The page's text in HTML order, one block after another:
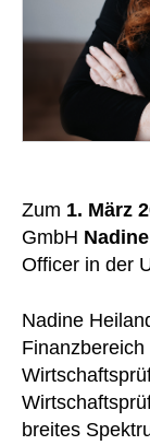
Zum 1. März
GmbH
Officer in der
Nadine
breites